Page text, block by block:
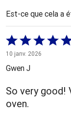
Est-ce que cela a
Coté
5 sur
5
10 janv. 2026
Gwen J
So very good!
oven.